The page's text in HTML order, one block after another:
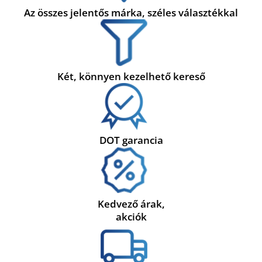
Az összes jelentős márka, széles választékkal
Két, könnyen kezelhető kereső
DOT garancia
Kedvező árak,
akciók